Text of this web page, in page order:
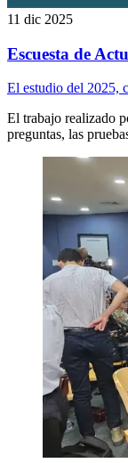
11 dic 2025
Escuesta de
El estudio del 2025,
El trabajo realizado
preguntas, las